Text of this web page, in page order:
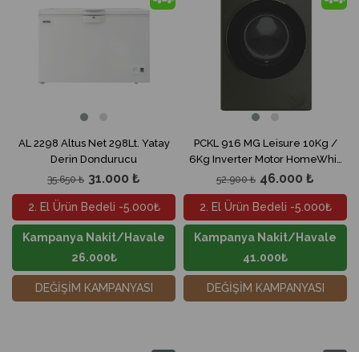
AL 2298 Altus Net 298Lt. Yatay
Derin Dondurucu
31.000 ₺
35.650 ₺
%13İndirim
2. El Ürün Bedeli -5.000₺
Kampanya Nakit/Havale
26.000₺
DEĞİŞİM KAMPANYASI
PCKL 916 MG Leisure 10Kg /
6Kg Inverter Motor HomeWhiz
Smart Kurutmalı Çamaşır
Makinesi
46.000 ₺
52.900 ₺
2. El Ürün Bedeli -5.000₺
Kampanya Nakit/Havale
41.000₺
DEĞİŞİM KAMPANYASI